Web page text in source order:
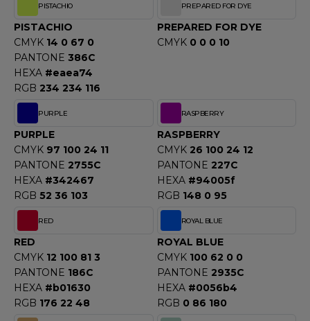
PISTACHIO
PISTACHIO
CMYK 14 0 67 0
PANTONE 386C
HEXA #eaea74
RGB 234 234 116
PREPARED FOR DYE
PREPARED FOR DYE
CMYK 0 0 0 10
PURPLE
PURPLE
CMYK 97 100 24 11
PANTONE 2755C
HEXA #342467
RGB 52 36 103
RASPBERRY
RASPBERRY
CMYK 26 100 24 12
PANTONE 227C
HEXA #94005f
RGB 148 0 95
RED
RED
CMYK 12 100 81 3
PANTONE 186C
HEXA #b01630
RGB 176 22 48
ROYAL BLUE
ROYAL BLUE
CMYK 100 62 0 0
PANTONE 2935C
HEXA #0056b4
RGB 0 86 180